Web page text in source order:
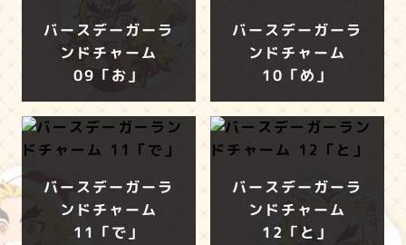
バースデーガーラ
ンドチャーム
09「お」
バースデーガーラ
ンドチャーム
10「め」
バースデーガーラ
ンドチャーム
11「で」
バースデーガーラ
ンドチャーム
12「と」